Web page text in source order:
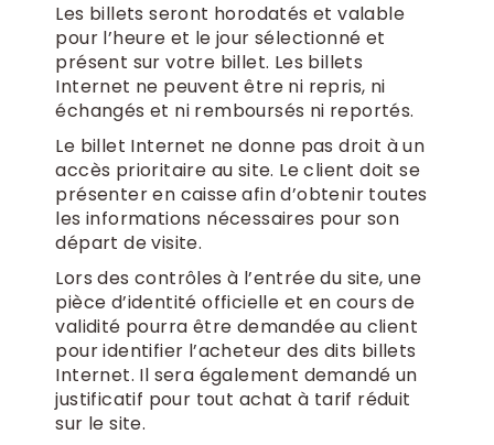
Les billets seront horodatés et valable
pour l’heure et le jour sélectionné et
présent sur votre billet. Les billets
Internet ne peuvent être ni repris, ni
échangés et ni remboursés ni reportés.
Le billet Internet ne donne pas droit à un
accès prioritaire au site. Le client doit se
présenter en caisse afin d’obtenir toutes
les informations nécessaires pour son
départ de visite.
Lors des contrôles à l’entrée du site, une
pièce d’identité officielle et en cours de
validité pourra être demandée au client
pour identifier l’acheteur des dits billets
Internet. Il sera également demandé un
justificatif pour tout achat à tarif réduit
sur le site.